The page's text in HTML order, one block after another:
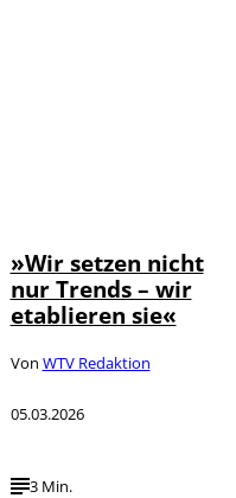
»Wir setzen nicht
nur Trends – wir
etablieren sie«
Von WTV Redaktion
05.03.2026
3 Min.